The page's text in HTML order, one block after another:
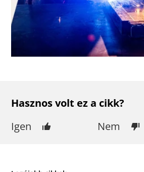
Hasznos volt ez a cikk?
Igen
Nem